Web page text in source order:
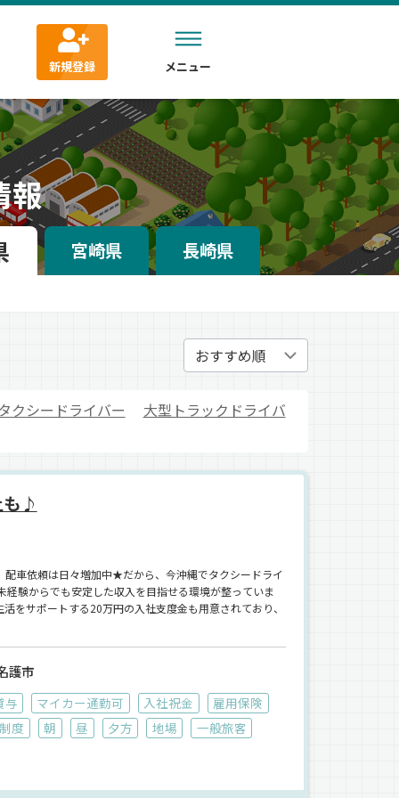
新規登録 メニュー
報
宮崎県 長崎県
クシードライバー 大型トラックドライバ
も♪
車依頼は日々増加中★だから、今沖縄でタクシードライ
験からでも安定した収入を目指せる環境が整っていま
をサポートする20万円の入社支度金も用意されており、
護市
与 マイカー通勤可 入社祝金
雇用保険
度
朝 昼 夕方 地場 一般旅客